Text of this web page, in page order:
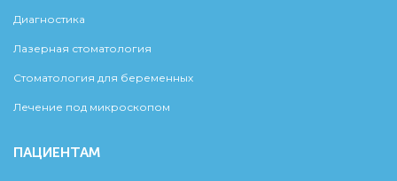
Диагностика
Лазерная стоматология
Стоматология для беременных
Лечение под микроскопом
ПАЦИЕНТАМ